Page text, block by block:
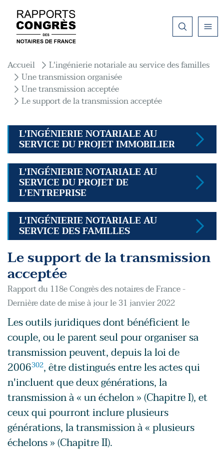
Fil d'Ariane
Accueil
L'ingénierie notariale au service des familles
Une transmission organisée
Une transmission acceptée
Le support de la transmission acceptée
L'INGÉNIERIE NOTARIALE AU
SERVICE DU PROJET IMMOBILIER
L'INGÉNIERIE NOTARIALE AU
SERVICE DU PROJET DE
L'ENTREPRISE
L'INGÉNIERIE NOTARIALE AU
SERVICE DES FAMILLES
Le support de la transmission
acceptée
Rapport du 118e Congrès des notaires de France -
Dernière date de mise à jour le 31 janvier 2022
Les outils juridiques dont bénéficient le
couple, ou le parent seul pour organiser sa
transmission peuvent, depuis la loi de
2006302, être distingués entre les actes qui
n'incluent que deux générations, la
transmission à « un échelon » (Chapitre I), et
ceux qui pourront inclure plusieurs
générations, la transmission à « plusieurs
échelons » (Chapitre II).